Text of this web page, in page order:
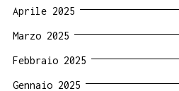
Aprile 2025
Marzo 2025
Febbraio 2025
Gennaio 2025